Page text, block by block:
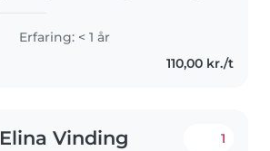
med min familie og har 2 brødre,
en store og lillebror. Jeg har
Erfaring: < 1 år
110,00 kr./t
Elina Vinding 1